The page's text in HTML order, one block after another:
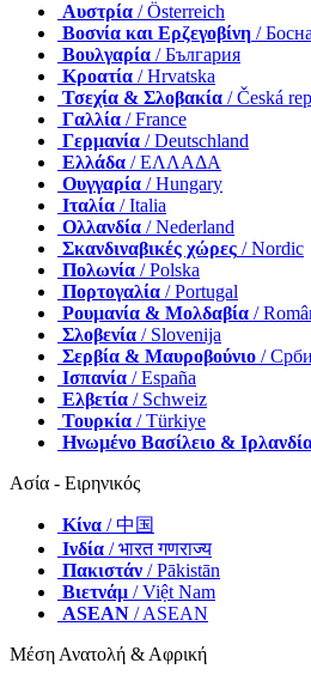
Αυστρία / Österreich
Βοσνία και Ερζεγοβίνη /
Βουλγαρία / България
Κροατία / Hrvatska
Τσεχία & Σλοβακία / Česká
Γαλλία / France
Γερμανία / Deutschland
Ελλάδα / ΕΛΛΑΔΑ
Ουγγαρία / Hungary
Ιταλία / Italia
Ολλανδία / Nederland
Σκανδιναβικές χώρες / Nordic
Πολωνία / Polska
Πορτογαλία / Portugal
Ρουμανία & Μολδαβία /
Σλοβενία / Slovenija
Σερβία & Μαυροβούνιο /
Ισπανία / España
Ελβετία / Schweiz
Τουρκία / Türkiye
Ηνωμένο Βασίλειο &
Ασία - Ειρηνικός
Κίνα / 中国
Ινδία / भारत गणराज्य
Πακιστάν / Pākistān
Βιετνάμ / Việt Nam
ASEAN / ASEAN
Μέση Ανατολή & Αφρική